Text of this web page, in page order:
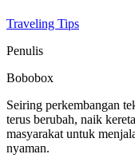
Traveling Tips
Penulis
Bobobox
Seiring perkembangan
terus berubah, naik
masyarakat untuk
nyaman.